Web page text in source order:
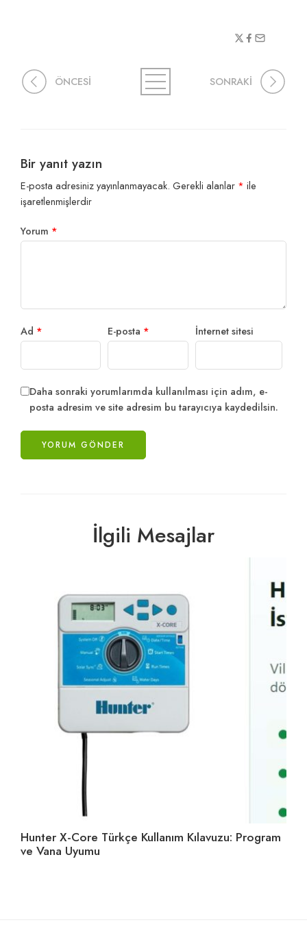
ÖNCESİ SONRAKİ
Bir yanıt yazın
E-posta adresiniz yayınlanmayacak. Gerekli alanlar * ile
işaretlenmişlerdir
Yorum *
Ad * E-posta * İnternet sitesi
Daha sonraki yorumlarımda kullanılması için adım, e-
posta adresim ve site adresim bu tarayıcıya kaydedilsin.
İlgili Mesajlar
Hunter X-Core Türkçe Kullanım Kılavuzu: Program
ve Vana Uyumu